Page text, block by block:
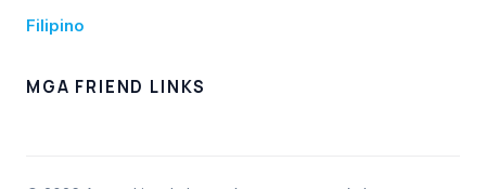
Filipino
MGA FRIEND LINKS